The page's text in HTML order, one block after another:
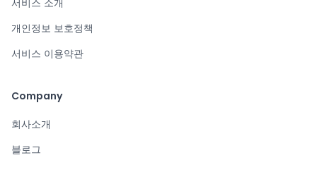
서비스 소개
개인정보 보호정책
서비스 이용약관
Company
회사소개
블로그